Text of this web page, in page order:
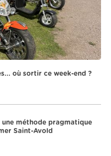
où sortir ce week-end ?
une méthode pragmatique
Saint-Avold